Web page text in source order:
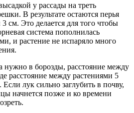
у рассады на треть
В результате остаются перья
см. Это делается для того чтобы
система пополнилась
и растение не испаряло много
нужно в борозды, расстояние между
расстояние между растениями 5
лук сильно заглубить в почву,
начнется позже и ко времени